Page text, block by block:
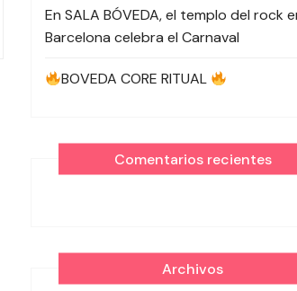
En SALA BÓVEDA, el templo del rock
Barcelona celebra el Carnaval
BOVEDA CORE RITUAL
Comentarios recientes
Archivos